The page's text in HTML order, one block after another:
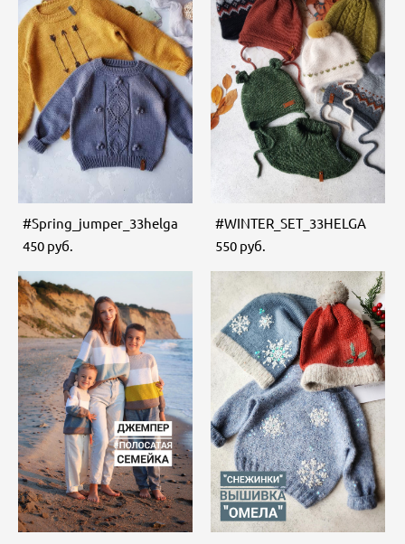
#Spring_jumper_33helga
450 pуб.
#WINTER_SET_33HELGA
550 pуб.